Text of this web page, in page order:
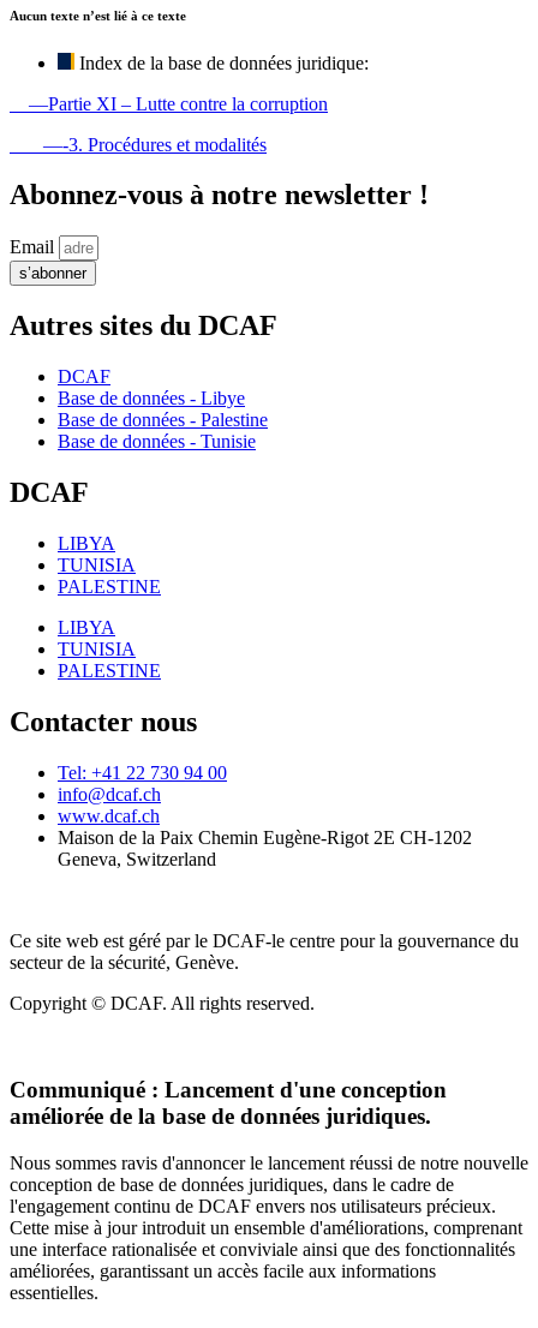
Aucun texte n’est lié à ce texte
Index de la base de données juridique:
—Partie XI – Lutte contre la corruption
—-3. Procédures et modalités
Abonnez-vous à notre newsletter !
Email
s’abonner
Autres sites du DCAF
DCAF
Base de données - Libye
Base de données - Palestine
Base de données - Tunisie
DCAF
LIBYA
TUNISIA
PALESTINE
LIBYA
TUNISIA
PALESTINE
Contacter nous
Tel: +41 22 730 94 00
info@dcaf.ch
www.dcaf.ch
Maison de la Paix Chemin Eugène-Rigot 2E CH-1202
Geneva, Switzerland
Ce site web est géré par le DCAF-le centre pour la gouvernance du
secteur de la sécurité, Genève.
Copyright © DCAF. All rights reserved.
Communiqué : Lancement d'une conception
améliorée de la base de données juridiques.
Nous sommes ravis d'annoncer le lancement réussi de notre nouvelle
conception de base de données juridiques, dans le cadre de
l'engagement continu de DCAF envers nos utilisateurs précieux.
Cette mise à jour introduit un ensemble d'améliorations, comprenant
une interface rationalisée et conviviale ainsi que des fonctionnalités
améliorées, garantissant un accès facile aux informations
essentielles.